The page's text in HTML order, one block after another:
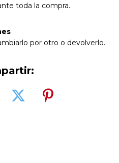
toda la compra.
por otro o devolverlo.